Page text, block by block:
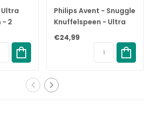
wordt geduwd, waardoor de tepel plat
wijze vormt naar de mondholte van
is ook de reden waarom er na reiniging en
nippel kan komen. Als dit het geval is,
tepel plat om het overtollige water eruit te
schildje is weggekeerd van de
- 2
-
Philips Avent - Snuggle
Knuffelspeen - Ultra
Soft Olifant - 0/6
maanden
€24,99